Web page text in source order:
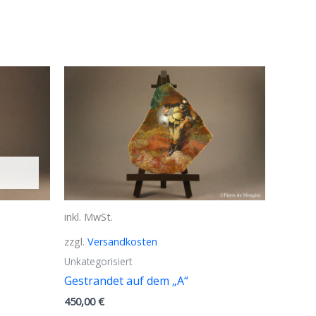
inkl. MwSt.
zzgl. Versandkosten
Unkategorisiert
Gestrandet auf dem „A“
450,00€